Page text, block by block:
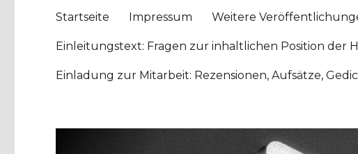
Startseite Impressum Weitere
Einleitungstext: Fragen zur inhaltlichen Position der
Einladung zur Mitarbeit: Rezensionen, Aufsätze,